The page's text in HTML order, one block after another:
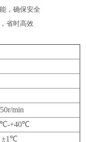
，确保安全
省时高效
min
+40℃
±1℃